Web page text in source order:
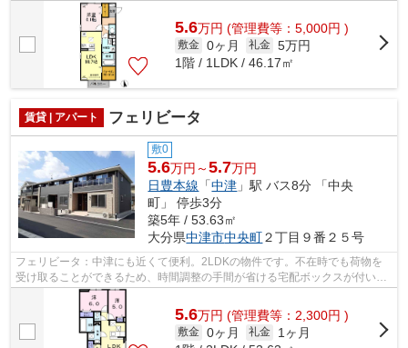
5.6万円 (管理費等：5,000円 )
敷金 0ヶ月 礼金 5万円
1階 / 1LDK / 46.17㎡
賃貸 | アパート フェリビータ
敷0
5.6万円～5.7万円
日豊本線 「中津 」駅 バス8分 「中央
町」 停歩3分
築5年 / 53.63㎡
大分県中津市中央町２丁目９番２５号
フェリビータ：中津にも近くて便利。2LDKの物件です。不在時でも荷物を
受け取ることができるため、時間調整の手間が省ける宅配ボックスが付いて
います。家族も同然の可愛いペットと一...
5.6万円 (管理費等：2,300円 )
敷金 0ヶ月 礼金
1ヶ月